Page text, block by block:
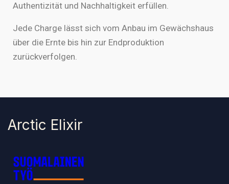
Authentizität und Nachhaltigkeit erfüllen.
Jede Charge lässt sich vom Anbau im Gewächshaus
über die Ernte bis hin zur Endproduktion
zurückverfolgen.
Arctic Elixir
Finnische Arbeit